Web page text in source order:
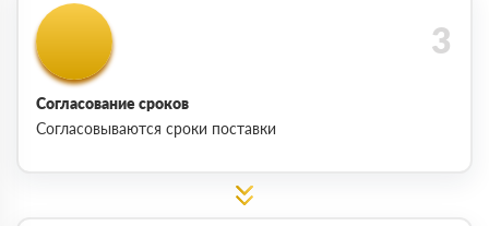
Согласование сроков
Согласовываются сроки поставки